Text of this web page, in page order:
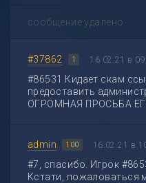
сообщение удалено
#37862 1 16.02.21 в
#86531 Кидает скам
предоставить
ОГРОМНАЯ ПРОСЬБА
admin 100 16.02.21 в
#7, спасибо. Игрок
Кстати, пожаловаться